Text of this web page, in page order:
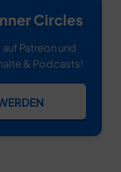
Circles
Patreon und
& Podcasts!